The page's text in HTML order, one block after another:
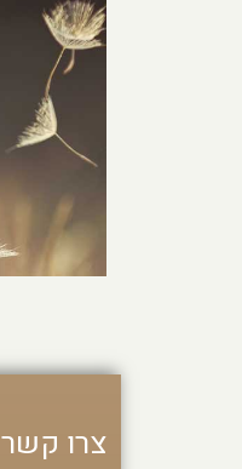
צרו קשר